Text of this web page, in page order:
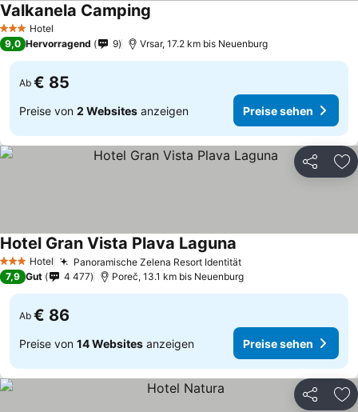
3 SterneHotel
Valkanela Camping
9,0 Hervorragend 9 Vrsar, 17.2 km bis Neuenburg
Ab € 85
Preise von 2 Websites anzeigen Preise sehen
Teilen
3 SterneHotel Panoramische Zelena Resort Identität
Hotel Gran Vista Plava Laguna
7,9 Gut 4 477 Poreč, 13.1 km bis Neuenburg
Ab € 86
Preise von 14 Websites anzeigen Preise sehen
Teilen